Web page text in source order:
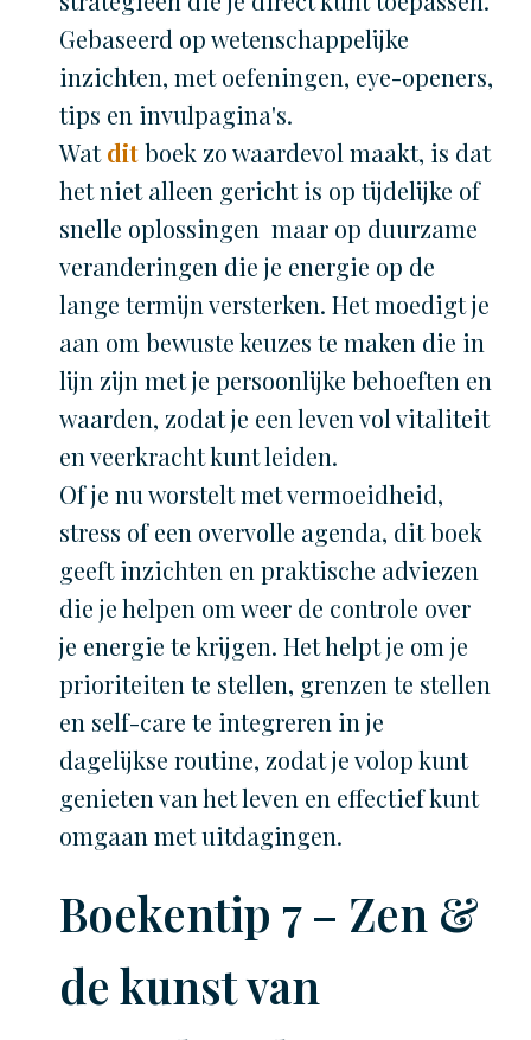
Gebaseerd op wetenschappelijke
inzichten, met oefeningen, eye-openers,
tips en invulpagina's.
Watditboek zo waardevol maakt, is dat
het niet alleen gericht is op tijdelijke of
snelle oplossingen maar op duurzame
veranderingen die je energie op de
lange termijn versterken. Het moedigt je
aan om bewuste keuzes te maken die in
lijn zijn met je persoonlijke behoeften en
waarden, zodat je een leven vol vitaliteit
en veerkracht kunt leiden.
Of je nu worstelt met vermoeidheid,
stress of een overvolle agenda, dit boek
geeft inzichten en praktische adviezen
die je helpen om weer de controle over
je energie te krijgen. Het helpt je om je
prioriteiten te stellen, grenzen te stellen
en self-care te integreren in je
dagelijkse routine, zodat je volop kunt
genieten van het leven en effectief kunt
omgaan met uitdagingen.
Boekentip 7 – Zen &
de kunst van